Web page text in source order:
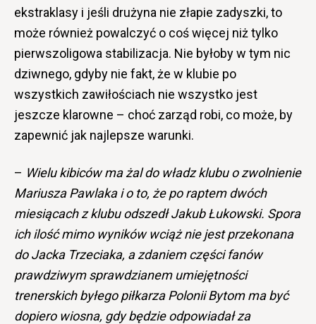
ekstraklasy i jeśli drużyna nie złapie zadyszki, to
może również powalczyć o coś więcej niż tylko
pierwszoligowa stabilizacja. Nie byłoby w tym nic
dziwnego, gdyby nie fakt, że w klubie po
wszystkich zawiłościach nie wszystko jest
jeszcze klarowne – choć zarząd robi, co może, by
zapewnić jak najlepsze warunki.
– Wielu kibiców ma żal do władz klubu o zwolnienie
Mariusza Pawlaka i o to, że po raptem dwóch
miesiącach z klubu odszedł Jakub Łukowski. Spora
ich ilość mimo wyników wciąż nie jest przekonana
do Jacka Trzeciaka, a zdaniem części fanów
prawdziwym sprawdzianem umiejętności
trenerskich byłego piłkarza Polonii Bytom ma być
dopiero wiosna, gdy będzie odpowiadał za